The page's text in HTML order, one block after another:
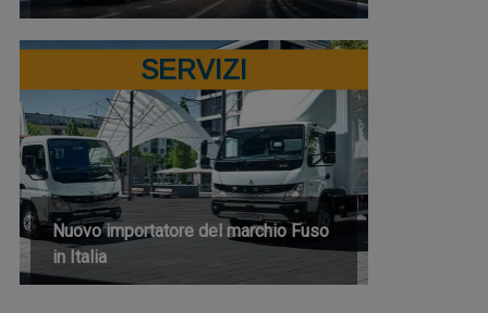
SERVIZI
Nuovo importatore del marchio Fuso
in Italia